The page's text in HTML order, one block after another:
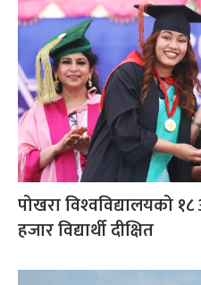
पोखरा विश्‍वविद्यालयको
हजार विद्यार्थी दीक्षित